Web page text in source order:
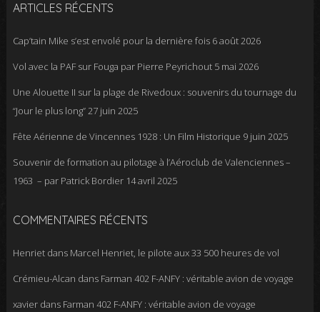
ARTICLES RÉCENTS
Cap’tain Mike s’est envolé pour la dernière fois 6 août 2026
Vol avec la PAF sur Fouga par Pierre Peyrichout 5 mai 2026
Une Alouette II sur la plage de Rivedoux : souvenirs du tournage du
“Jour le plus long”27 juin 2025
Fête Aérienne de Vincennes 1928 : Un Film Historique 9 juin 2025
Souvenir de formation au pilotage à l’Aéroclub de Valenciennes –
1963 – par Patrick Bordier 14 avril 2025
COMMENTAIRES RÉCENTS
Henrietdans Marcel Henriet, le pilote aux 33 500 heures de vol
Crémieu-Alcan dans Farman 402 F-ANFY : véritable avion de voyage
xavierdans Farman 402 F-ANFY : véritable avion de voyage